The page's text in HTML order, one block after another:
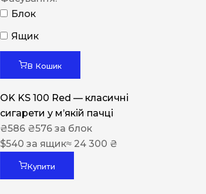
Блок
Ящик
В Кошик
OK KS 100 Red — класичні
сигарети у м’якій пачці
₴586 ₴576 за блок
$540 за ящик≈ 24 300 ₴
Купити